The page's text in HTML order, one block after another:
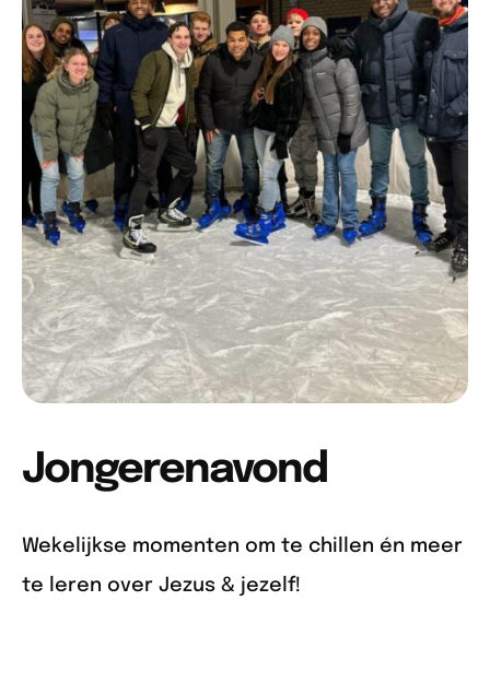
Jongerenavond
Wekelijkse momenten om te chillen én meer
te leren over Jezus & jezelf!